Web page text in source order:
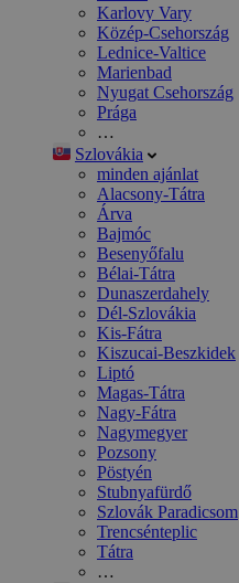
Karlovy Vary
Közép-Csehország
Lednice-Valtice
Marienbad
Nyugat Csehország
Prága
…
Szlovákia
minden ajánlat
Alacsony-Tátra
Árva
Bajmóc
Besenyőfalu
Bélai-Tátra
Dunaszerdahely
Dél-Szlovákia
Kis-Fátra
Kiszucai-Beszkidek
Liptó
Magas-Tátra
Nagy-Fátra
Nagymegyer
Pozsony
Pöstyén
Stubnyafürdő
Szlovák Paradicsom
Trencsénteplic
Tátra
…